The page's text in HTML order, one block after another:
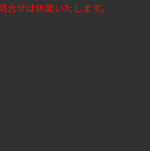
せは休業いたします。